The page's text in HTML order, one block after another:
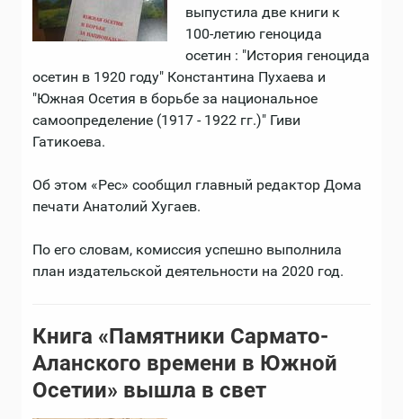
выпустила две книги к
100-летию геноцида
осетин : "История геноцида
осетин в 1920 году" Константина Пухаева и
"Южная Осетия в борьбе за национальное
самоопределение (1917 - 1922 гг.)" Гиви
Гатикоева.
Об этом «Рес» сообщил главный редактор Дома
печати Анатолий Хугаев.
По его словам, комиссия успешно выполнила
план издательской деятельности на 2020 год.
Книга «Памятники Сармато-
Аланского времени в Южной
Осетии» вышла в свет